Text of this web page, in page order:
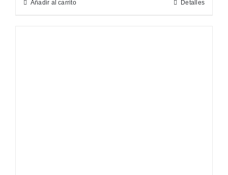
Añadir al carrito Detalles